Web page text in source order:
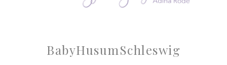
BabyHusumSchleswig